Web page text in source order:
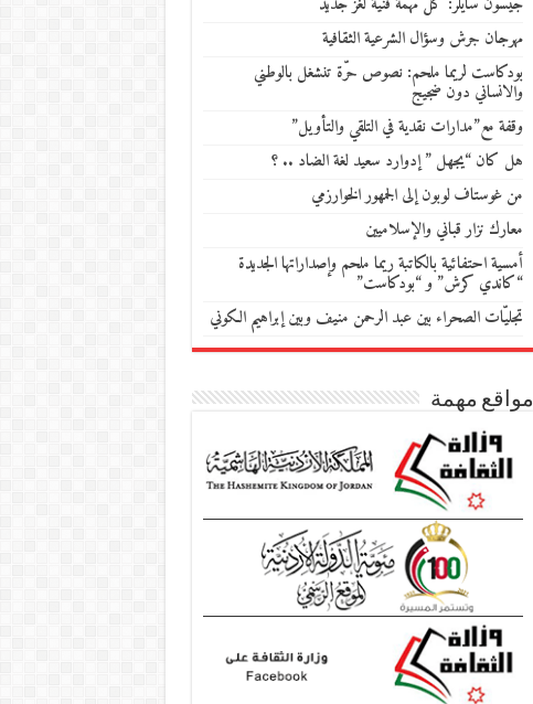
مهرجان جرش وسؤال الشرعية الثقافية
بودكاست لريما ملحم: نصوص حرّة تنشغل بالوطني
والانساني دون ضجيج
وقفة مع”مدارات نقدية في التلقي والتأويل”
هل كان “يجهل ” إدوارد سعيد لغة الضاد .. ؟
من غوستاف لوبون إلى الجمهور الخوارزمي
معارك نزار قباني والإسلاميين
أمسية احتفائية بالكاتبة ريما ملحم وإصداراتها الجديدة
“كاندي كرش” و “بودكاست”
تجليّات الصحراء بين عبد الرحمن منيف وبين إبراهيم الكوني
مواقع مهمة